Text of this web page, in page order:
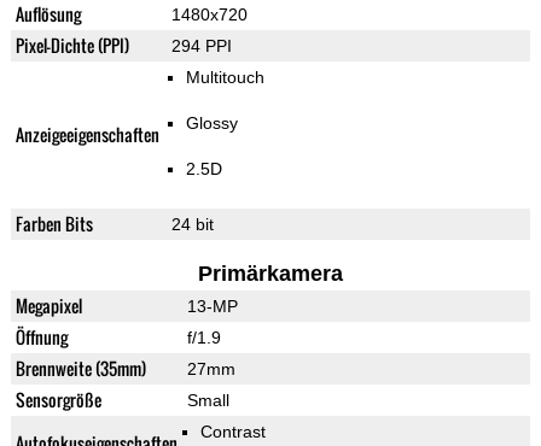
Auflösung 1480x720
Pixel-Dichte (PPI) 294 PPI
Anzeigeeigenschaften
Multitouch
Glossy
2.5D
Farben Bits 24 bit
Primärkamera
Megapixel 13-MP
Öffnung f/1.9
Brennweite (35mm) 27mm
Sensorgröße Small
Contrast